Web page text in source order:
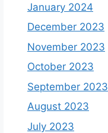
January 2024
December 2023
November 2023
October 2023
September 2023
August 2023
July 2023